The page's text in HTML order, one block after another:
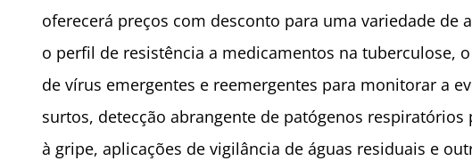
oferecerá preços com desconto para uma variedade de
o perfil de resistência a medicamentos na tuberculose,
de vírus emergentes e reemergentes para monitorar a
surtos, detecção abrangente de patógenos
à gripe, aplicações de vigilância de águas residuais e